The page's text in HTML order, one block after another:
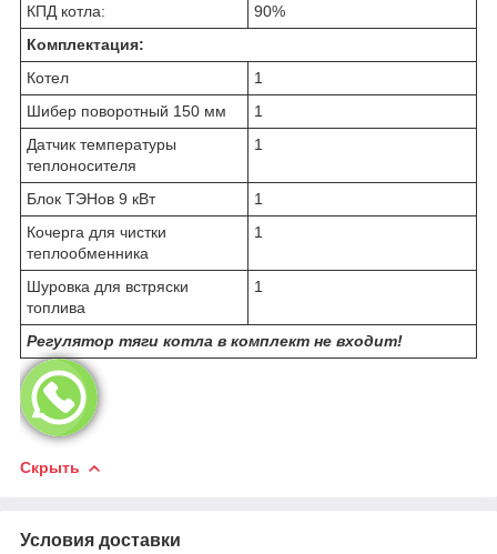
КПД котла:
90%
Комплектация:
Котел
1
Шибер поворотный 150 мм
1
Датчик температуры
теплоносителя
1
Блок ТЭНов 9 кВт
1
Кочерга для чистки
теплообменника
1
Шуровка для встряски
топлива
1
Регулятор тяги котла в комплект не входит!
Скрыть
Условия доставки